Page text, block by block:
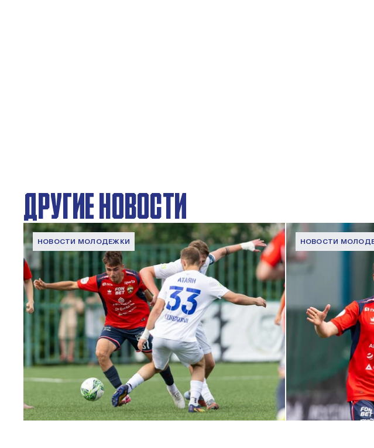
ДРУГИЕ НОВОСТИ
НОВОСТИ МОЛОДЕЖКИ
МФЛ. ПФК ЦСКА – Чертаново – 3:0
22 МАЯ 2026 15:02
НОВОСТИ
МФЛ. ПФК ЦСКА –
1 МАЯ 2026 15:37